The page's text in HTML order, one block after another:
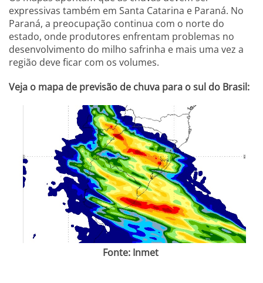
expressivas também em Santa Catarina e Paraná. No
Paraná, a preocupação continua com o norte do
estado, onde produtores enfrentam problemas no
desenvolvimento do milho safrinha e mais uma vez a
região deve ficar com os volumes.
Veja o mapa de previsão de chuva para o sul do Brasil:
Fonte: Inmet